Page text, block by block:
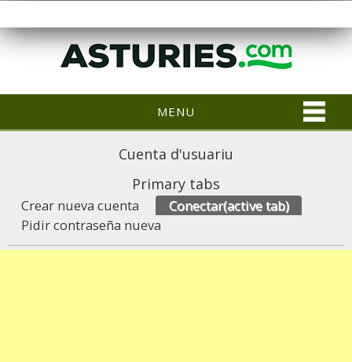
MENU
Cuenta d'usuariu
Primary tabs
Crear nueva cuenta Conectar(active tab)
Pidir contraseña nueva